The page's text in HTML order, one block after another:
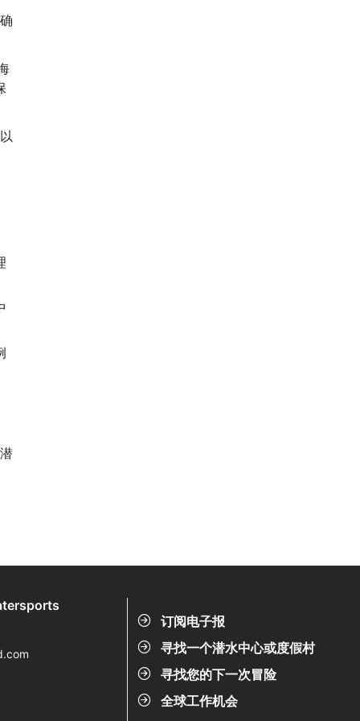
订阅电子报
寻找一个潜水中心或度假村
寻找您的下一次冒险
全球工作机会